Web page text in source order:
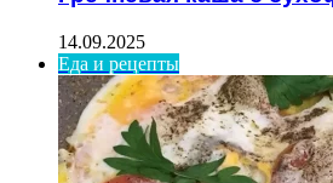
14.09.2025
Еда и рецепты